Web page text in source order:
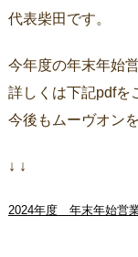
代表柴田です。
今年度の年末年始
詳しくは下記pdfを
今後もムーヴオン
↓ ↓
2024年度 年末年始営